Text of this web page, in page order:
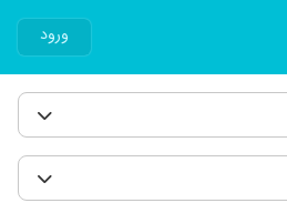
ورود